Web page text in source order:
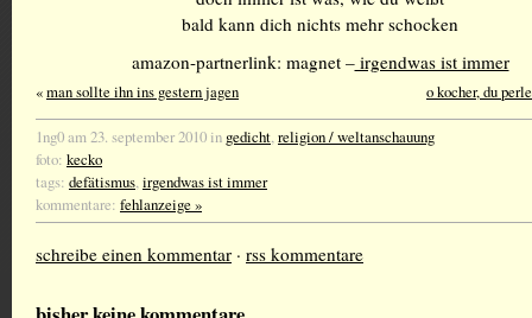
bald kann dich nichts mehr schocken
amazon-partnerlink: magnet –irgendwas ist immer
«man sollte ihn ins gestern jagen o kocher, du
1ng0 am 23. september 2010 in gedicht,religion / weltanschauung
foto: kecko
tags: defätismus,irgendwas ist immer
kommentare: fehlanzeige »
schreibe einen kommentar · rss kommentare